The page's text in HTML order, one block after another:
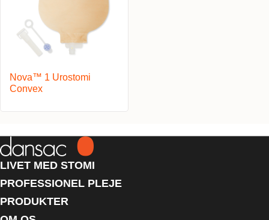
Nova™ 1 Urostomi
Convex
LIVET MED STOMI
PROFESSIONEL PLEJE
PRODUKTER